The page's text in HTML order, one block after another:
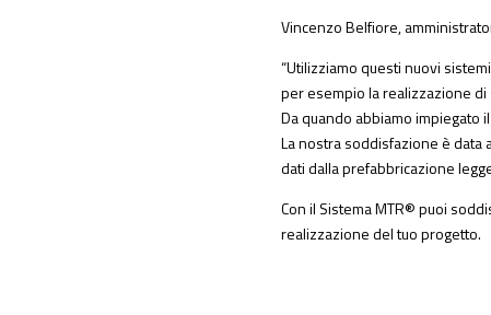
Vincenzo Belfiore,
“Utilizziamo questi nuovi
per esempio la realizzazione
Da quando abbiamo impiegato
La nostra soddisfazione è data
dati dalla prefabbricazione
Con il Sistema MTR® puoi
realizzazione del tuo progetto.